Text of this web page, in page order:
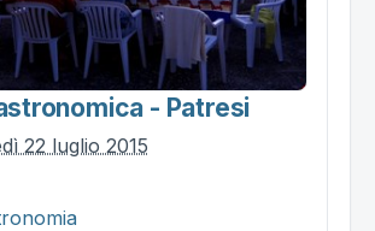
- Patresi
22 luglio 2015